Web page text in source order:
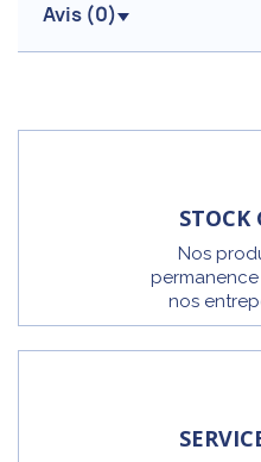
Avis (0)
STOCK
Nos
nos